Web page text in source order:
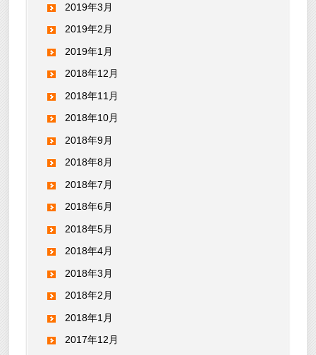
2019年3月
2019年2月
2019年1月
2018年12月
2018年11月
2018年10月
2018年9月
2018年8月
2018年7月
2018年6月
2018年5月
2018年4月
2018年3月
2018年2月
2018年1月
2017年12月